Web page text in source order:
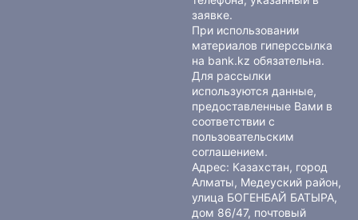
заявке.
При использовании
материалов гиперссылка
на bank.kz обязательна.
Для рассылки
используются данные,
предоставленные Вами в
соответствии с
пользовательским
соглашением.
Адрес: Казахстан, город
Алматы, Медеуский район,
улица БОГЕНБАЙ БАТЫРА,
дом 86/47, почтовый